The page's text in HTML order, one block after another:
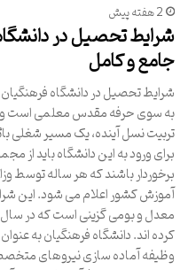
2 هفته پیش
جامع و کامل
شرایط تحصیل در دانشگاه
به سوی حرفه مقدس معلمی است و
تربیت نسل آینده، یک مسیر شغلی
برای ورود به این دانشگاه باید
برخوردار باشند که هر ساله
آموزش کشور اعلام می شود. این
معدل و بومی گزینی است که در سال
کرده اند. دانشگاه فرهنگیان به
وظیفه آماده سازی نیروهای